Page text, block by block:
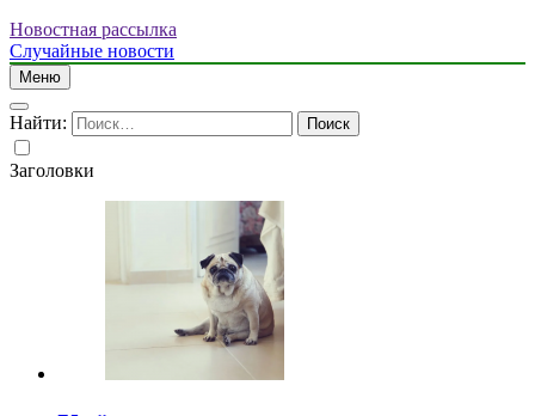
Новостная рассылка
Случайные новости
Меню
Найти:
Заголовки